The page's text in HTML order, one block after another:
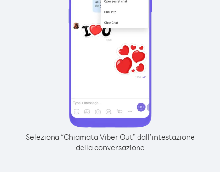
Seleziona “Chiamata Viber Out” dall’intestazione
della conversazione